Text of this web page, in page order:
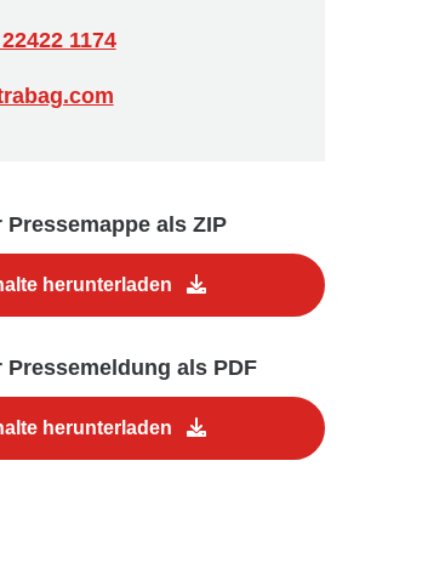
als ZIP
herunterladen
Pressemeldung als PDF
herunterladen
1174